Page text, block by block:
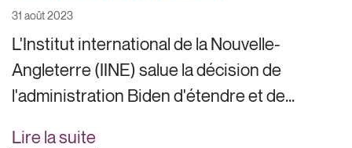
31 août 2023
L'Institut international de la Nouvelle-
Angleterre (IINE) salue la décision de
l'administration Biden d'étendre et de...
Lire la suite